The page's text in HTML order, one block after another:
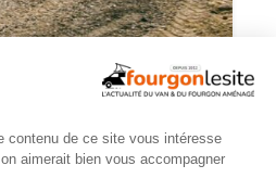
: le 4×4 est-il
?